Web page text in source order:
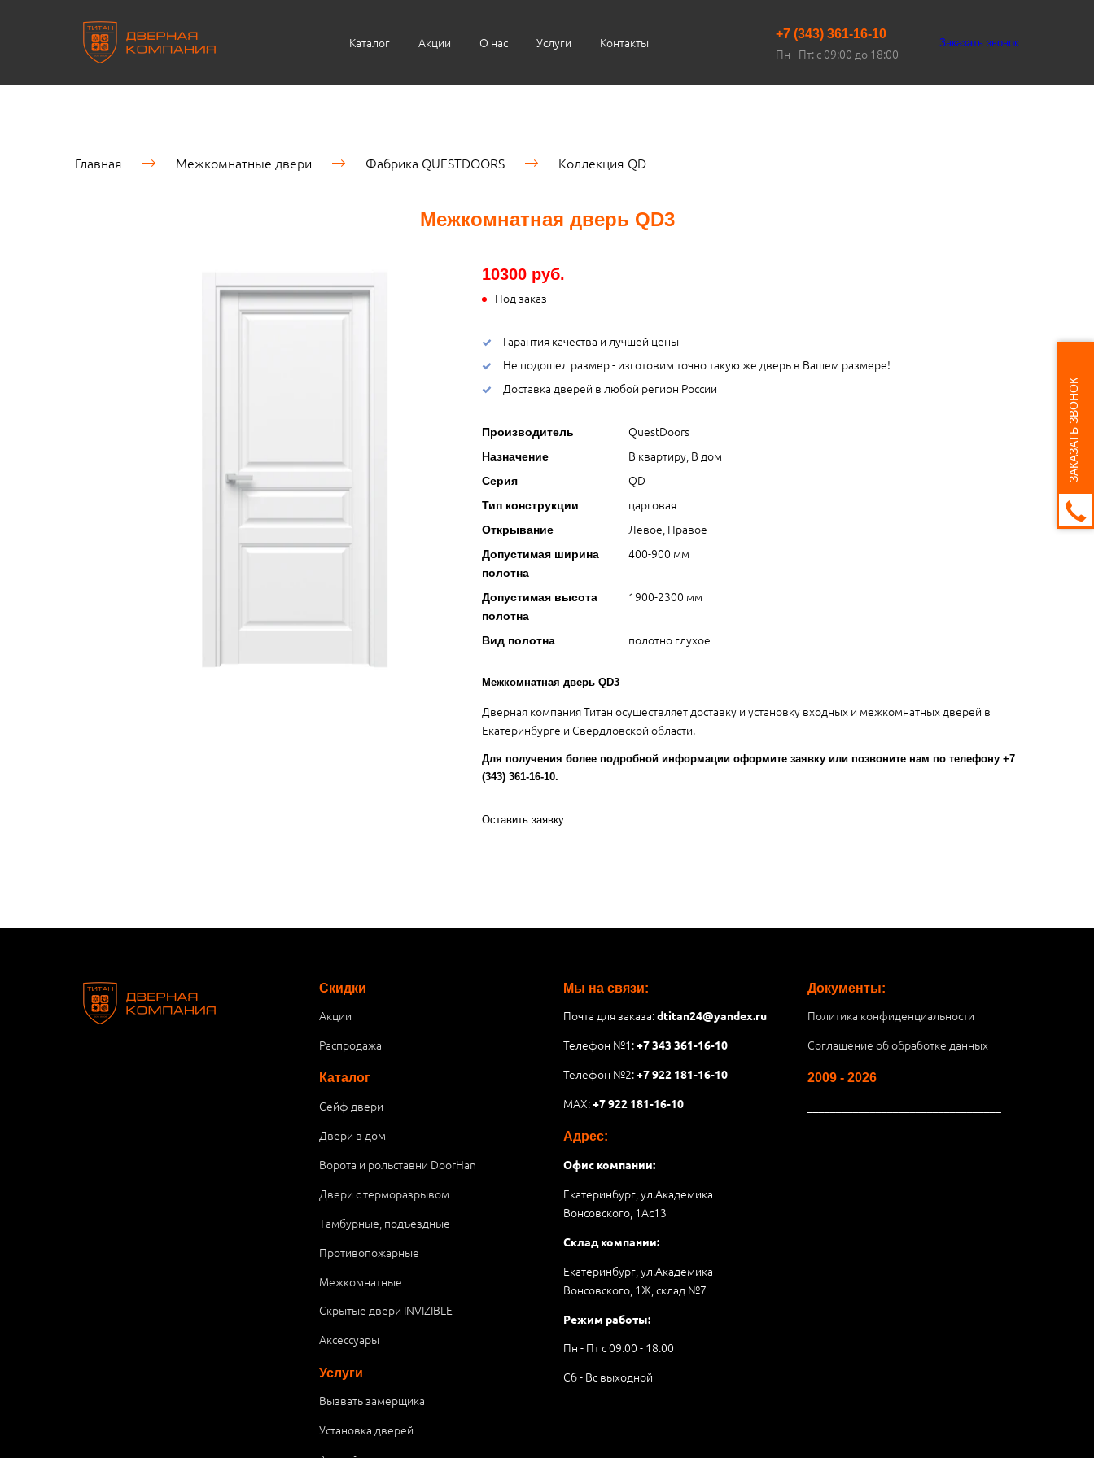
Каталог Акции О нас Услуги Контакты
+7 (343) 361-16-10
Пн - Пт: с 09:00 до 18:00
Заказать звонок
Главная Межкомнатные двери Фабрика QUESTDOORS Коллекция QD
Межкомнатная дверь QD3
10300 руб.
Под заказ
Гарантия качества и лучшей цены
Не подошел размер - изготовим точно такую же дверь в Вашем размере!
Доставка дверей в любой регион России
Производитель QuestDoors
Назначение В квартиру, В дом
Серия QD
Тип конструкции царговая
Открывание Левое, Правое
Допустимая ширина
полотна
400-900 мм
Допустимая высота
полотна
1900-2300 мм
Вид полотна полотно глухое
Межкомнатная дверь QD3
Дверная компания Титан осуществляет доставку и установку входных и межкомнатных дверей в
Екатеринбурге и Свердловской области.
Для получения более подробной информации оформите заявку или позвоните нам по телефону +7
(343) 361-16-10.
Оставить заявку
Скидки
Акции
Распродажа
Каталог
Сейф двери
Двери в дом
Ворота и рольставни DoorHan
Двери с терморазрывом
Тамбурные, подъездные
Противопожарные
Межкомнатные
Скрытые двери INVIZIBLE
Аксессуары
Услуги
Вызвать замерщика
Установка дверей
Мы на связи:
Почта для заказа:dtitan24@yandex.ru
Телефон №1:+7 343 361-16-10
Телефон №2:+7 922 181-16-10
MAX:+7 922 181-16-10
Адрес:
Офис компании:
Екатеринбург, ул.Академика
Вонсовского, 1Аc13
Склад компании:
Екатеринбург, ул.Академика
Вонсовского, 1Ж, склад №7
Режим работы:
Пн - Пт с 09.00 - 18.00
Сб - Вс выходной
Документы:
Политика конфиденциальности
Соглашение об обработке данных
2009 - 2026
ЗАКАЗАТЬ ЗВОНОК